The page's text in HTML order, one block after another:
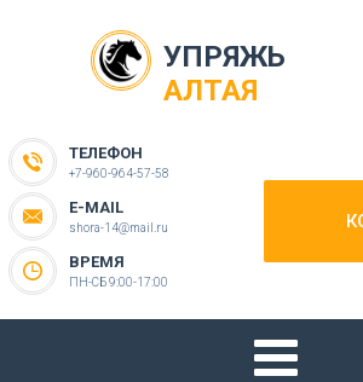
УПРЯЖЬ
АЛТАЯ
ТЕЛЕФОН
+7-960-964-57-58
E-MAIL
shora-14@mail.ru
ВРЕМЯ
ПН-СБ 9:00-17:00